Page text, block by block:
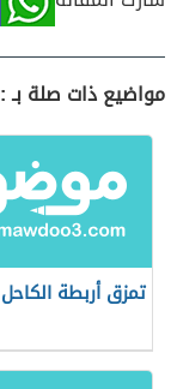
مواضيع ذات صلة بـ
تمزق أربطة الكاحل